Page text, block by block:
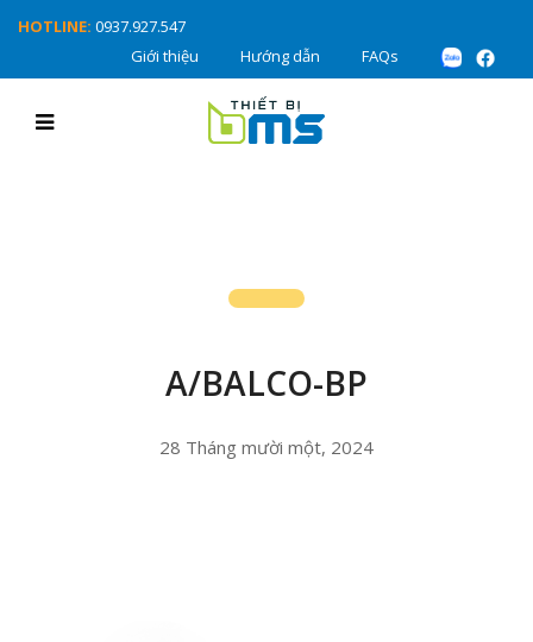
HOTLINE: 0937.927.547
Giới thiệu
Hướng dẫn FAQs
A/BALCO-BP
28 Tháng mười một, 2024